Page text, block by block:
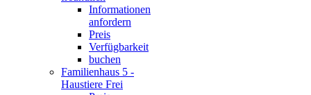
Informationen
anfordern
Preis
Verfügbarkeit
buchen
Familienhaus 5 -
Haustiere Frei